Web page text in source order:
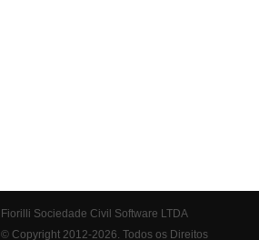
Fiorilli Sociedade Civil Software LTDA
© Copyright 2012-2026. Todos os Direitos